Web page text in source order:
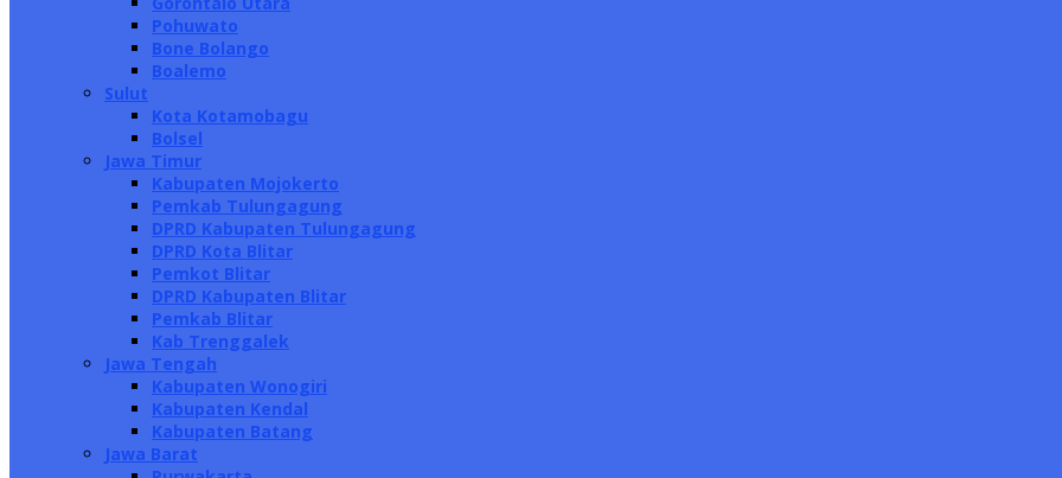
Pohuwato
Bone Bolango
Boalemo
Sulut
Kota Kotamobagu
Bolsel
Jawa Timur
Kabupaten Mojokerto
Pemkab Tulungagung
DPRD Kabupaten Tulungagung
DPRD Kota Blitar
Pemkot Blitar
DPRD Kabupaten Blitar
Pemkab Blitar
Kab Trenggalek
Jawa Tengah
Kabupaten Wonogiri
Kabupaten Kendal
Kabupaten Batang
Jawa Barat